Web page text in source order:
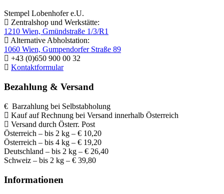
Stempel Lobenhofer e.U.
Zentralshop und Werkstätte:
1210 Wien, Gmündstraße 1/3/R1
Alternative Abholstation:
1060 Wien, Gumpendorfer Straße 89
+43 (0)650 900 00 32
Kontaktformular
Bezahlung & Versand
€ Barzahlung bei Selbstabholung
Kauf auf Rechnung bei Versand innerhalb Österreich
Versand durch Österr. Post
Österreich – bis 2 kg – € 10,20
Österreich – bis 4 kg – € 19,20
Deutschland – bis 2 kg – € 26,40
Schweiz – bis 2 kg – € 39,80
Informationen